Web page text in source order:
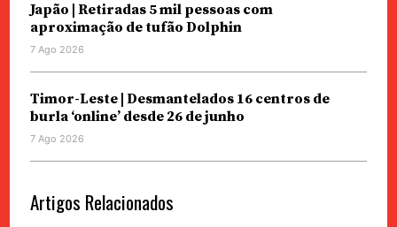
Japão | Retiradas 5 mil pessoas com
aproximação de tufão Dolphin
7 Ago 2026
Timor-Leste | Desmantelados 16 centros de
burla ‘online’ desde 26 de junho
7 Ago 2026
Artigos Relacionados